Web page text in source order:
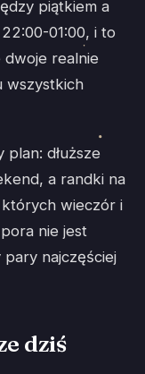
piątkiem a
01:00, i to
dwoje realnie
wszystkich
plan: dłuższe
a randki na
wieczór i
nie jest
najczęściej
dziś